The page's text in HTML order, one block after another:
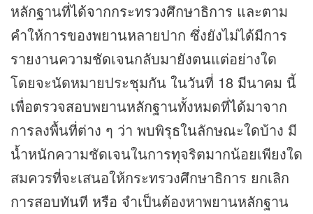
หลักฐานที่ได้จากกระทรวงศึกษาธิการ และตาม
คำให้การของพยานหลายปาก ซึ่งยังไม่ได้มีการ
รายงานความชัดเจนกลับมายังตนแต่อย่างใด
โดยจะนัดหมายประชุมกัน ในวันที่ 18 มีนาคม นี้
เพื่อตรวจสอบพยานหลักฐานทั้งหมดที่ได้มาจาก
การลงพื้นที่ต่าง ๆ ว่า พบพิรุธในลักษณะใดบ้าง มี
น้ำหนักความชัดเจนในการทุจริตมากน้อยเพียงใด
สมควรที่จะเสนอให้กระทรวงศึกษาธิการ ยกเลิก
การสอบทันที หรือ จำเป็นต้องหาพยานหลักฐาน